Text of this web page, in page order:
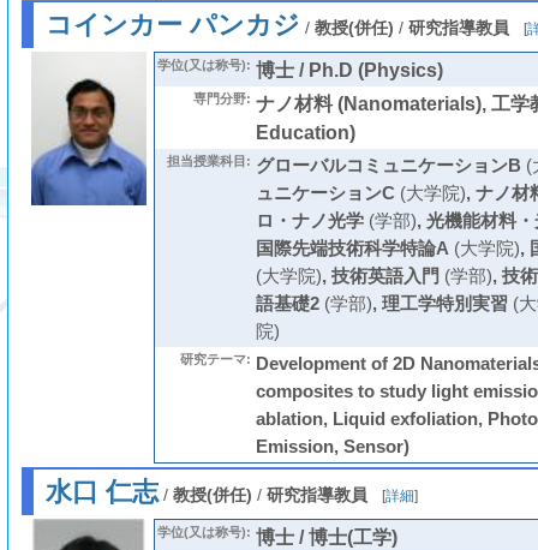
コインカー パンカジ / 教授(併任) / 研究指導教員 [
学位(又は称号): 博士 / Ph.D (Physics)
専門分野: ナノ材料 (Nanomaterials), 工
Education)
担当授業科目: グローバルコミュニケーションB (
ュニケーションC (大学院), ナノ材
ロ・ナノ光学(学部), 光機能材料
国際先端技術科学特論A (大学院),
(大学院), 技術英語入門 (学部), 技
語基礎2(学部), 理工学特別実習 (
院)
研究テーマ: Development of 2D
composites to study light
ablation, Liquid exfoliation,
Emission, Sensor)
水口 仁志/ 教授(併任) / 研究指導教員 [詳細]
学位(又は称号): 博士 / 博士(工学)